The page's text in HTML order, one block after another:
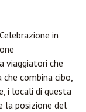
in
viaggiatori che
combina cibo,
i locali di questa
la posizione del